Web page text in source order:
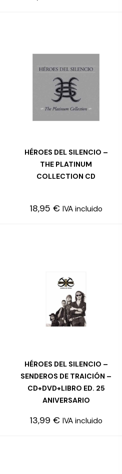
LEER MÁS
HÉROES DEL SILENCIO –
THE PLATINUM
COLLECTION CD
18,95 € IVA incluido
LEER MÁS
HÉROES DEL SILENCIO –
SENDEROS DE TRAICIÓN –
CD+DVD+LIBRO ED. 25
ANIVERSARIO
13,99 € IVA incluido